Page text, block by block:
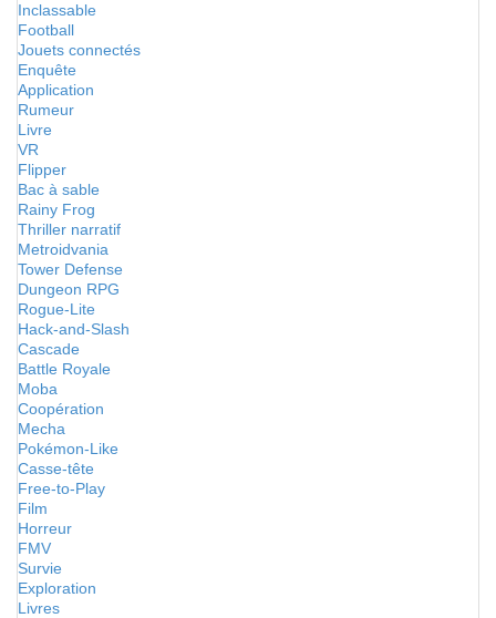
Inclassable
Football
Jouets connectés
Enquête
Application
Rumeur
Livre
VR
Flipper
Bac à sable
Rainy Frog
Thriller narratif
Metroidvania
Tower Defense
Dungeon RPG
Rogue-Lite
Hack-and-Slash
Cascade
Battle Royale
Moba
Coopération
Mecha
Pokémon-Like
Casse-tête
Free-to-Play
Film
Horreur
FMV
Survie
Exploration
Livres